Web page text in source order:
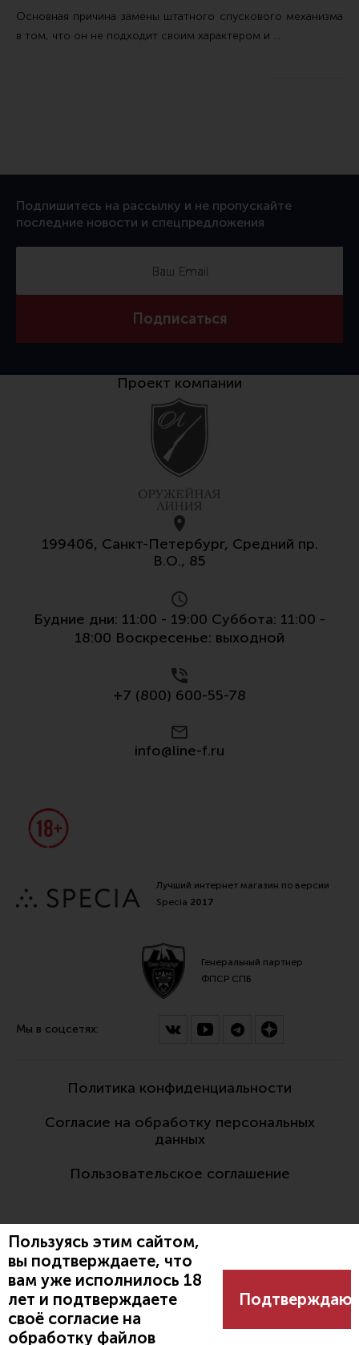
Пользуясь этим сайтом,
вы подтверждаете, что
вам уже исполнилось 18
лет и подтверждаете
своё согласие на
обработку файлов
Подтверждаю
Основная причина замены штатного спускового механизма
в том, что он не подходит своим характером и …
Подпишитесь на рассылку и не пропускайте
последние новости и спецпредложения
Подписаться
Проект компании
199406, Санкт-Петербург, Средний пр.
В.О., 85
Будние дни: 11:00 - 19:00 Суббота: 11:00 -
18:00 Воскресенье: выходной
+7 (800) 600-55-78
info@line-f.ru
Лучший интернет магазин по версии
Specia 2017
Генеральный партнер
ФПСР СПБ
Мы в соцсетях:
Политика конфиденциальности
Согласие на обработку персональных
данных
Пользовательское соглашение
Разработано: